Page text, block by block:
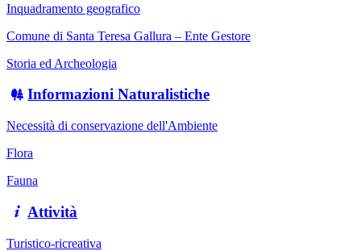
Inquadramento geografico
Comune di Santa Teresa Gallura – Ente Gestore
Storia ed Archeologia
Informazioni Naturalistiche
Necessità di conservazione dell'Ambiente
Flora
Fauna
Attività
Turistico-ricreativa